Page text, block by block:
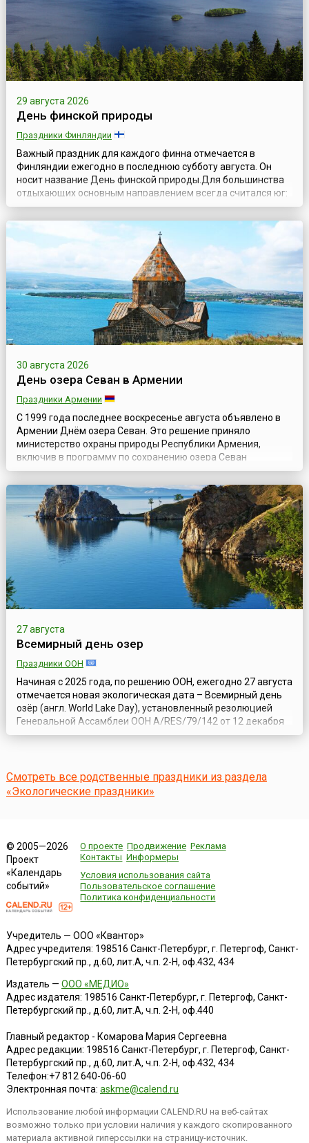
29 августа 2026
День финской природы
Праздники Финляндии
Важный праздник для каждого финна отмечается в
Финляндии ежегодно в последнюю субботу августа. Он
носит название День финской природы.Для большинства
отдыхающих основным направлением всегда считался юг:
тёплое море, солнце, горячий песок, пальмы, лазурные
бухты и лагуны. Очень романтично. Однако, есть люди,
которых всегда манило в противоположную сторону – на
север. Красота и сказочный мир сев...
30 августа 2026
День озера Севан в Армении
Праздники Армении
С 1999 года последнее воскресенье августа объявлено в
Армении Днём озера Севан. Это решение приняло
министерство охраны природы Республики Армения,
включив в программу по сохранению озера Севан
мероприятия, направленные на улучшение экологических
условий озера и прилегающих районов. Они проходят под
контролем сотрудников Севанского Национального парка.
В этих мероприятиях, одно из которых — очистк...
27 августа
Всемирный день озер
Праздники ООН
Начиная с 2025 года, по решению ООН, ежегодно 27 августа
отмечается новая экологическая дата – Всемирный день
озёр (англ. World Lake Day), установленный резолюцией
Генеральной Ассамблеи ООН A/RES/79/142 от 12 декабря
2024 года и посвящённый таким удивительным водным
международная дата не...
Смотреть все родственные праздники из раздела
«Экологические праздники»
© 2005—2026
Проект
«Календарь
событий»
О проекте Продвижение Реклама
Контакты Информеры
Условия использования сайта
Пользовательское соглашение
Политика конфиденциальности
Учредитель — ООО «Квантор»
Адрес учредителя: 198516 Санкт-Петербург, г. Петергоф, Санкт-
Петербургский пр., д.60, лит.А, ч.п. 2-Н, оф.432, 434
Издатель — ООО «МЕДИО»
Адрес издателя: 198516 Санкт-Петербург, г. Петергоф, Санкт-
Петербургский пр., д.60, лит.А, ч.п. 2-Н, оф.440
Главный редактор - Комарова Мария Сергеевна
Адрес редакции: 198516 Санкт-Петербург, г. Петергоф, Санкт-
Петербургский пр., д.60, лит.А, ч.п. 2-Н, оф.432, 434
Телефон:+7 812 640-06-60
Электронная почта: askme@calend.ru
Использование любой информации CALEND.RU на веб-сайтах
возможно только при условии наличия у каждого скопированного
материала активной гиперссылки на страницу-источник.